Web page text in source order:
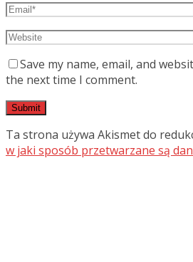
Save my name, email, and
the next time I comment.
Ta strona używa Akismet do
w jaki sposób przetwarzane są